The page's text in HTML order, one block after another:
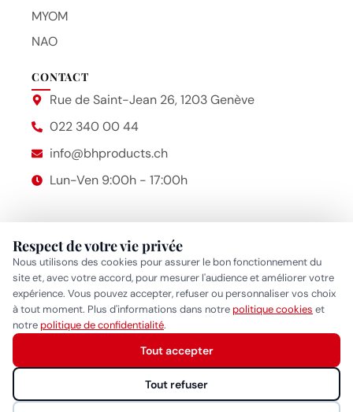
MYOM
NAO
CONTACT
Rue de Saint-Jean 26, 1203 Genève
022 340 00 44
info@bhproducts.ch
Lun-Ven 9:00h - 17:00h
2014 – 2026 © Bhproducts Mentions légales
Respect de votre vie privée
Nous utilisons des cookies pour assurer le bon fonctionnement du
site et, avec votre accord, pour mesurer l'audience et améliorer votre
expérience. Vous pouvez accepter, refuser ou personnaliser vos choix
à tout moment. Plus d'informations dans notrepolitique cookies et
notrepolitique de confidentialité.
Tout refuser
Tout accepter
Politique de confidentialité • Politique cookies •
Gérer mes
préférences cookies
Beauty Hair Products
Réponse généralement sous quelques heures
Démarrer la conversation